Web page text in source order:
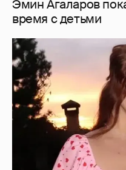
"Мне искренне
ответила на
"Колобка"
8